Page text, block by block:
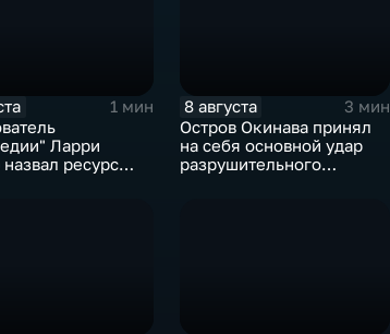
1 мин
Ларри
ресурс
8 августа
3 мин
Остров Окинава принял
на себя основной удар
разрушительного